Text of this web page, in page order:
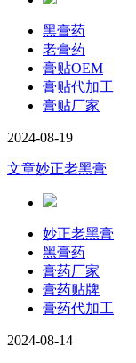
黑膏药
老膏药
膏贴OEM
膏贴代加工
膏贴厂家
2024-08-19
文章妙正老黑膏
妙正老黑膏
黑膏药
膏药厂家
膏药贴牌
膏药代加工
2024-08-14